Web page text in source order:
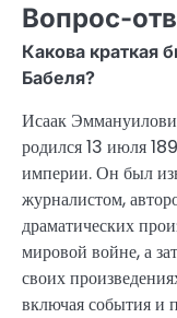
Вопрос-
Какова краткая
Бабеля?
Исаак
родился 13 июля
империи. Он был
журналистом,
драматических
мировой войне, а
своих
включая события и